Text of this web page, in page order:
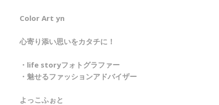
Color Art yn
心寄り添い思いをカタチに！
・life storyフォトグラファー
・魅せるファッションアドバイザー
よっこふぉと